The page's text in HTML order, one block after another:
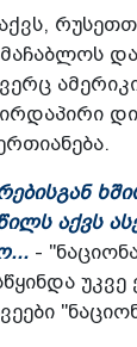
აქვს
-